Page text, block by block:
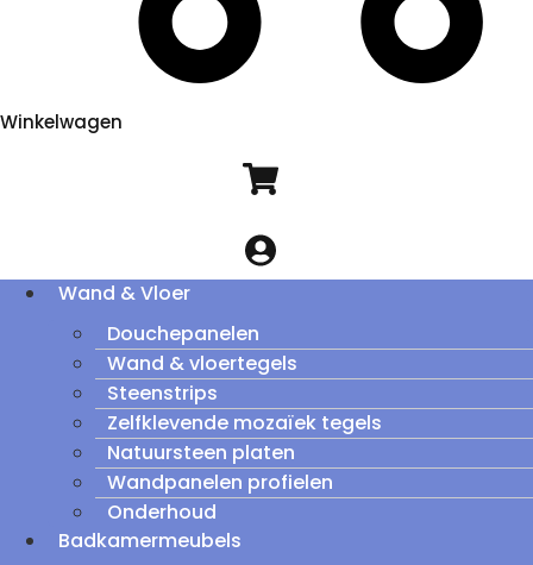
Winkelwagen
Wand & Vloer
Douchepanelen
Wand & vloertegels
Steenstrips
Zelfklevende mozaïek tegels
Natuursteen platen
Wandpanelen profielen
Onderhoud
Badkamermeubels